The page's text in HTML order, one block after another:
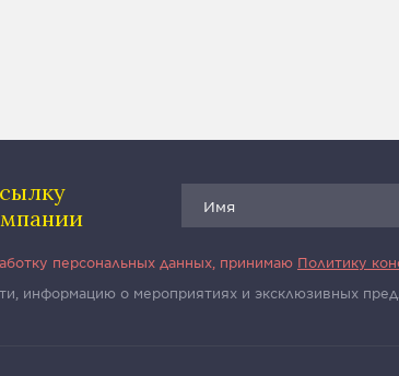
персональных данных, принимаю Политику
информацию о мероприятиях и эксклюзивных